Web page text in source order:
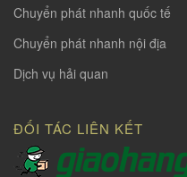
Chuyển phát nhanh quốc tế
Chuyển phát nhanh nội địa
Dịch vụ hải quan
ĐỐI TÁC LIÊN KẾT